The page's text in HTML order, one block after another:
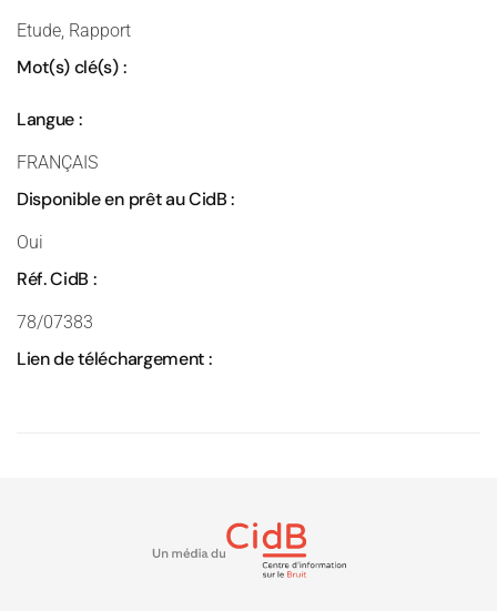
Etude, Rapport
Mot(s) clé(s) :
Langue :
FRANÇAIS
Disponible en prêt au CidB :
Oui
Réf. CidB :
78/07383
Lien de téléchargement :